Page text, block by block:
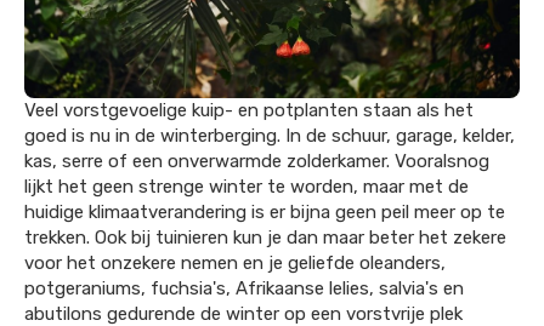
Veel vorstgevoelige kuip- en potplanten staan als het
goed is nu in de winterberging. In de schuur, garage, kelder,
kas, serre of een onverwarmde zolderkamer. Vooralsnog
lijkt het geen strenge winter te worden, maar met de
huidige klimaatverandering is er bijna geen peil meer op te
trekken. Ook bij tuinieren kun je dan maar beter het zekere
voor het onzekere nemen en je geliefde oleanders,
potgeraniums, fuchsia's, Afrikaanse lelies, salvia's en
abutilons gedurende de winter op een vorstvrije plek